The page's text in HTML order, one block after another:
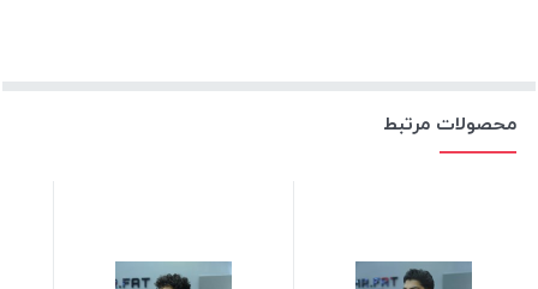
محصولات مرتبط